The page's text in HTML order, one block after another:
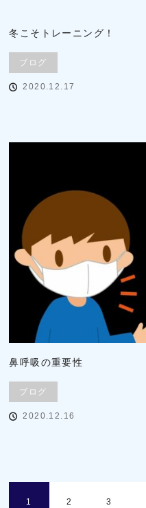
冬こそトレーニング！
ブログ
2020.12.17
鼻呼吸の重要性
ブログ
2020.12.16
1 2 3